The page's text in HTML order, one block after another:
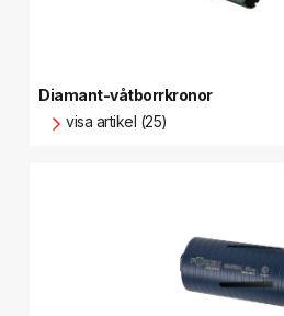
Diamant-våtborrkronor
visa artikel (25)